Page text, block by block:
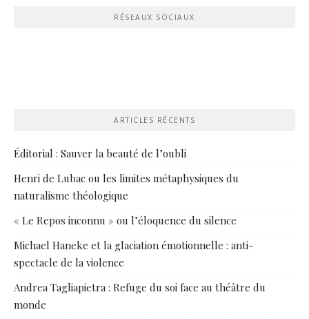
RÉSEAUX SOCIAUX
ARTICLES RÉCENTS
Éditorial : Sauver la beauté de l’oubli
Henri de Lubac ou les limites métaphysiques du
naturalisme théologique
« Le Repos inconnu » ou l’éloquence du silence
Michael Haneke et la glaciation émotionnelle : anti-
spectacle de la violence
Andrea Tagliapietra : Refuge du soi face au théâtre du
monde